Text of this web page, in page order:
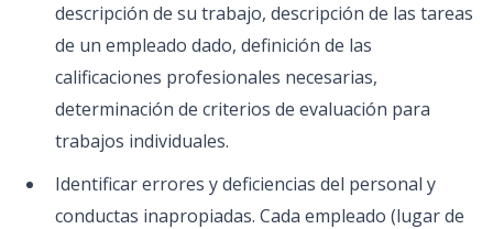
descripción de su trabajo, descripción de las tareas
de un empleado dado, definición de las
calificaciones profesionales necesarias,
determinación de criterios de evaluación para
trabajos individuales.
Identificar errores y deficiencias del personal y
conductas inapropiadas. Cada empleado (lugar de